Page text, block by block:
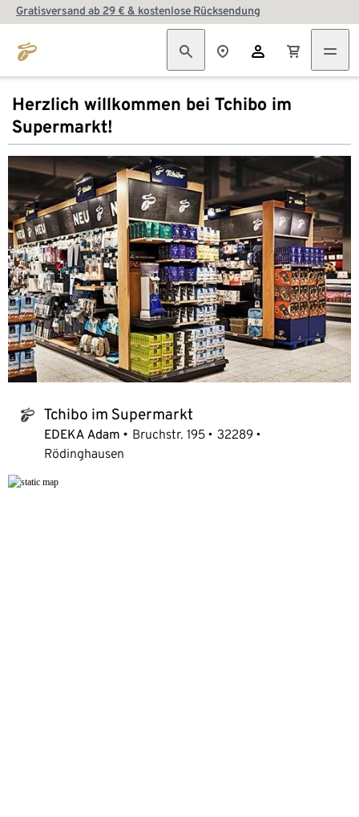
Gratisversand ab 29 € & kostenlose Rücksendung
Herzlich willkommen bei Tchibo im
Supermarkt!
tchibo_logo Tchibo im Supermarkt
EDEKA Adam Bruchstr. 195
32289
Rödinghausen